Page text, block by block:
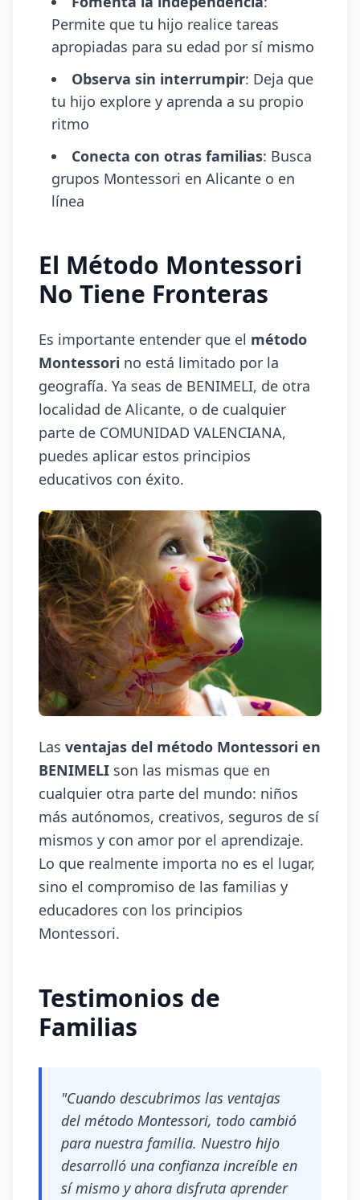
Permite que tu hijo realice tareas
apropiadas para su edad por sí mismo
Observa sin interrumpir: Deja que
tu hijo explore y aprenda a su propio
ritmo
Conecta con otras familias: Busca
grupos Montessori en Alicante o en
línea
El Método Montessori
No Tiene Fronteras
Es importante entender que el método
Montessori no está limitado por la
geografía. Ya seas de BENIMELI, de otra
localidad de Alicante, o de cualquier
parte de COMUNIDAD VALENCIANA,
puedes aplicar estos principios
educativos con éxito.
Las ventajas del método Montessori en
BENIMELI son las mismas que en
cualquier otra parte del mundo: niños
más autónomos, creativos, seguros de sí
mismos y con amor por el aprendizaje.
Lo que realmente importa no es el lugar,
sino el compromiso de las familias y
educadores con los principios
Montessori.
Testimonios de
Familias
"Cuando descubrimos las ventajas
del método Montessori, todo cambió
para nuestra familia. Nuestro hijo
desarrolló una confianza increíble en
sí mismo y ahora disfruta aprender